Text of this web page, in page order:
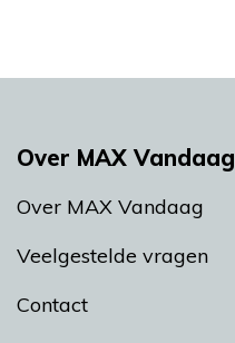
Over MAX Vandaag
Over MAX Vandaag
Veelgestelde vragen
Contact